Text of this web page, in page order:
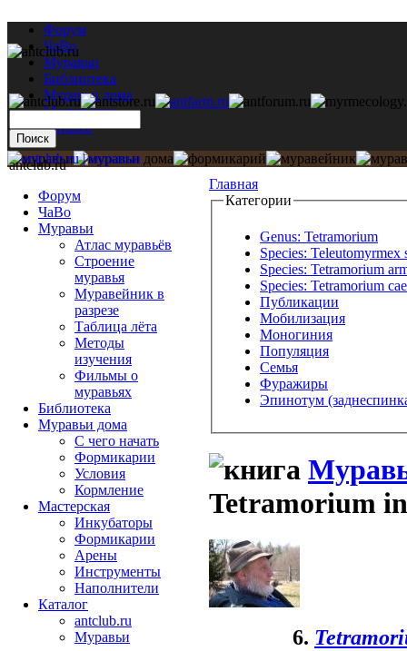
Форум
ЧаВо
Муравьи
Библиотека
Муравьи дома
Мастерская
Каталог
Главная
Категории
Genus: Tetramorium
Species: Teleutomyrmex
Species: Tetramorium
Species: Tetramorium
Публикации
Мобилизация
Моногиния
Популяция
Семья
Фуражиры
Эпинотум
Tetramorium
6.
antclub.ru
Форум
ЧаВо
Муравьи
Атлас муравьёв
Строение
муравья
Муравейник в
разрезе
Таблица лёта
Методы
изучения
Фильмы о
муравьях
Библиотека
Муравьи дома
С чего начать
Формикарии
Условия
Кормление
Мастерская
Инкубаторы
Формикарии
Арены
Инструменты
Наполнители
Каталог
antclub.ru
Муравьи